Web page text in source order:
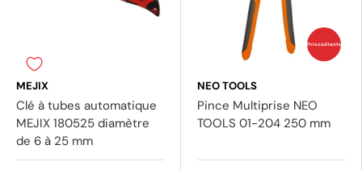
MEJIX
Clé à tubes automatique
MEJIX 180525 diamètre
de 6 à 25 mm
Prix coûtants
NEO TOOLS
Pince Multiprise NEO
TOOLS 01-204 250 mm